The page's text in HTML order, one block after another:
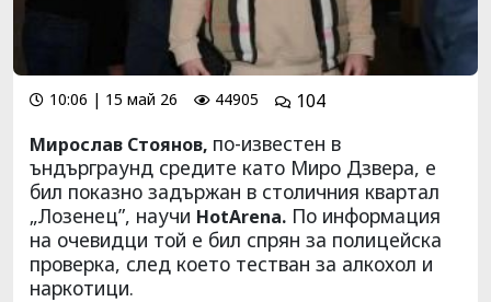
10:06 | 15 май 26 44905
104
Мирослав Стоянов, по-известен в
ъндърграунд средите като Миро Дзвера, е
бил показно задържан в столичния квартал
„Лозенец”, научи HotArena. По информация
на очевидци той е бил спрян за полицейска
проверка, след което тестван за алкохол и
наркотици.